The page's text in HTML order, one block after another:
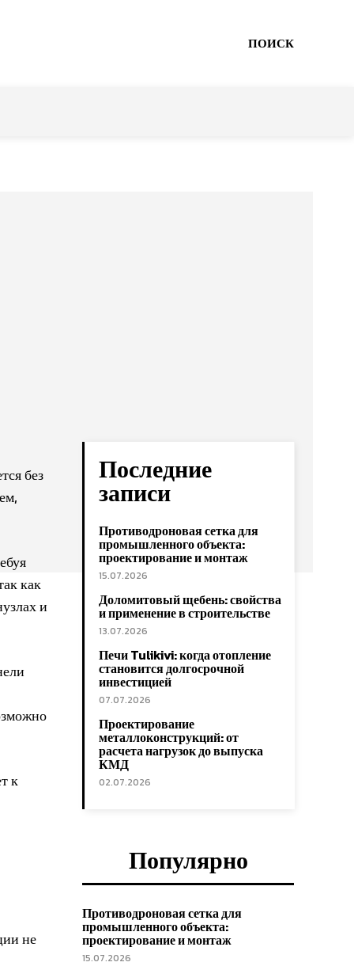
ПОИСК
без
как
и
к
не
Последние
записи
Противодроновая сетка для
промышленного объекта:
проектирование и монтаж
15.07.2026
Доломитовый щебень: свойства
и применение в строительстве
13.07.2026
Печи Tulikivi: когда отопление
становится долгосрочной
инвестицией
07.07.2026
Проектирование
металлоконструкций: от
расчета нагрузок до выпуска
КМД
02.07.2026
Популярно
Противодроновая сетка для
промышленного объекта:
проектирование и монтаж
15.07.2026